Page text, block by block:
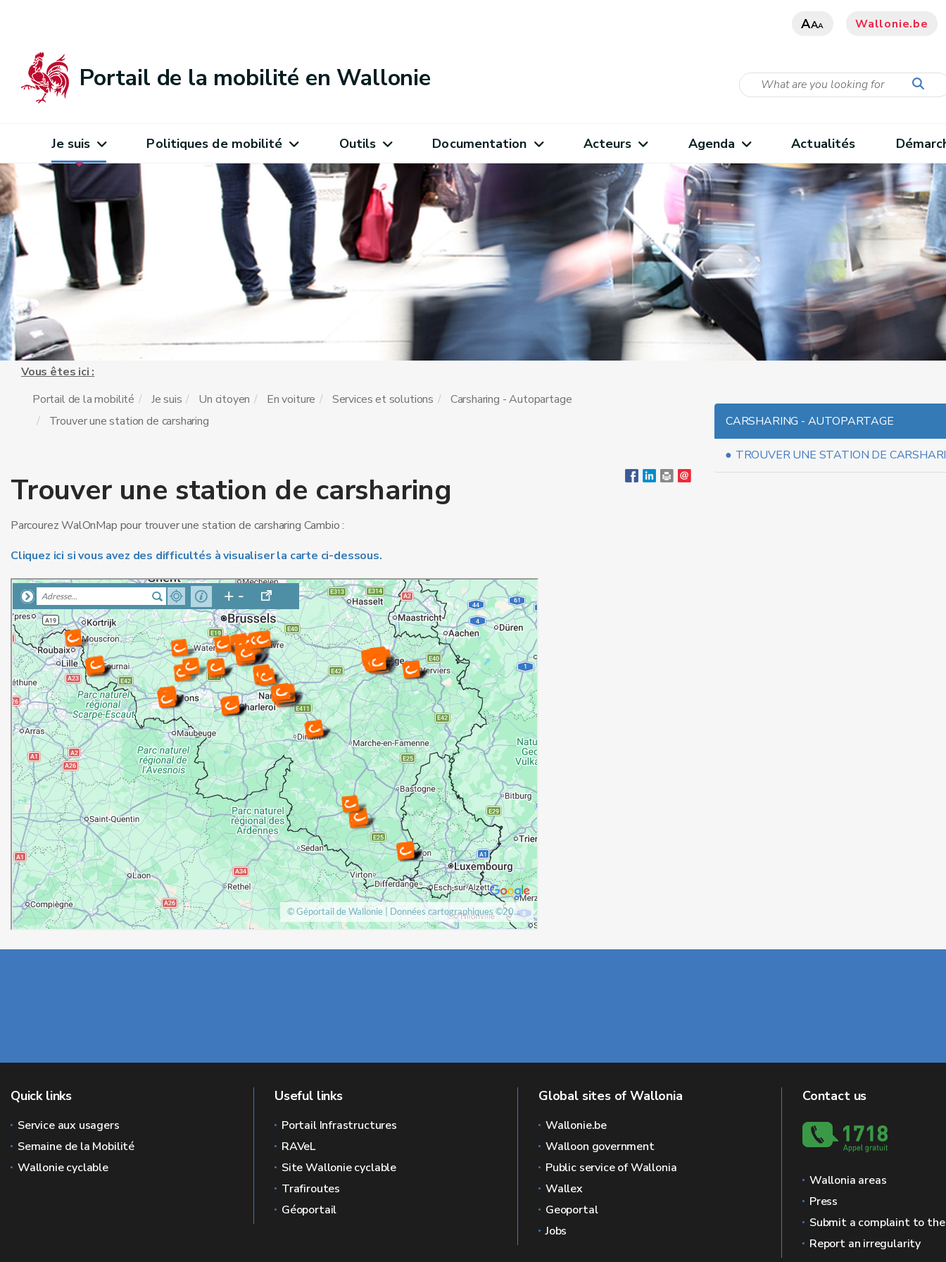
AAA Wallonie.be
Portail de la mobilité en Wallonie
Je suis Politiques de mobilité Outils Documentation Acteurs Agenda Actualités
Vous êtes ici :
Portail de la mobilité
Je suis Un citoyen En voiture Services et solutions
Carsharing - Autopartage
Trouver une station de carsharing
Trouver une station de carsharing
Parcourez WalOnMap pour trouver une station de carsharing Cambio :
Cliquez ici si vous avez des difficultés à visualiser la carte ci-dessous.
CARSHARING - AUTOPARTAGE
TROUVER UNE STATION DE
Quick links
Service aux usagers
Semaine de la Mobilité
Wallonie cyclable
Useful links
Portail Infrastructures
RAVeL
Site Wallonie cyclable
Trafiroutes
Géoportail
Global sites of Wallonia
Wallonie.be
Walloon government
Public service of Wallonia
Wallex
Geoportal
Jobs
Contact us
Wallonia areas
Press
Submit a complaint to
Report an irregularity